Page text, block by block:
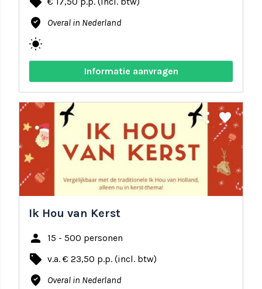
where_to_vote Overal in Nederland
wb_sunny
Informatie aanvragen
share favorite
Ik Hou van Kerst
person 15 - 500 personen
local_offer v.a. € 23,50 p.p. (incl. btw)
where_to_vote Overal in Nederland